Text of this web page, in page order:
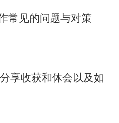
常见的问题与对策
享收获和体会以及如